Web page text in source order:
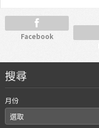
Facebook
搜尋
月份